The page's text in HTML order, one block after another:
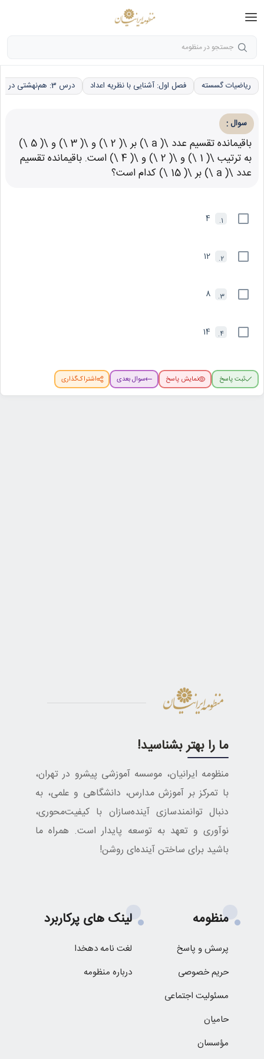
جستجو در منظومه
ریاضیات گسسته فصل اول: آشنایی با نظریه اعداد درس 3: هم‌نهشتی در اعداد صحیح، کاربردها
سوال :
باقیمانده تقسیم عدد \( a \) بر \( 2 \) و \( 3 \) و \( 5 \)
به ترتیب \( 1 \) و \( 2 \) و \( 4 \) است. باقیمانده تقسیم
عدد \( a \) بر \( 15 \) کدام است؟
1.
4
2.
12
3.
8
4.
14
ثبت پاسخ نمایش پاسخ سوال بعدی اشتراک‌گذاری
ما را بهتر بشناسید!
منظومه ایرانیان، موسسه آموزشی پیشرو در تهران،
با تمرکز بر آموزش مدارس، دانشگاهی و علمی، به
دنبال توانمندسازی آینده‌سازان با کیفیت‌محوری،
نوآوری و تعهد به توسعه پایدار است. همراه ما
باشید برای ساختن آینده‌ای روشن!
منظومه
پرسش و پاسخ
حریم خصوصی
مسئولیت اجتماعی
حامیان
مؤسسان
لینک های پرکاربرد
لغت نامه دهخدا
درباره منظومه